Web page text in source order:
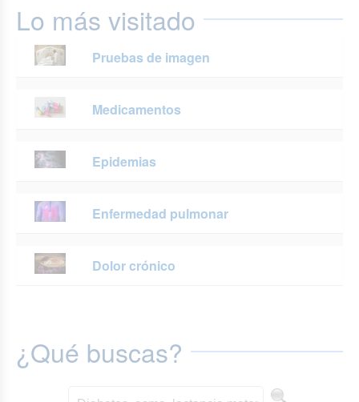
Lo más visitado
Pruebas de imagen
Medicamentos
Epidemias
Enfermedad pulmonar
Dolor crónico
¿Qué buscas?